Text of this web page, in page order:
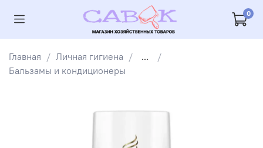
0
Главная Личная гигиена
...
Бальзамы и кондиционеры